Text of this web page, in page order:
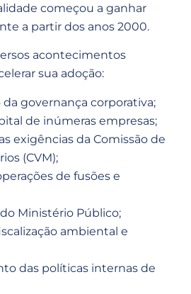
começou a ganhar
a partir dos anos 2000.
acontecimentos
sua adoção:
governança corporativa;
de inúmeras empresas;
exigências da Comissão de
(CVM);
de fusões e
Ministério Público;
ambiental e
das políticas internas de